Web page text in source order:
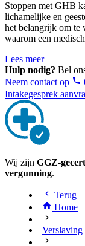
Stoppen met GHB
lichamelijke en
het belangrijk om te
waarom een
Lees meer
Hulp nodig? Bel
Neem contact op
Intakegesprek
Wij zijn GGZ-
vergunning.
Terug
Home
Verslaving